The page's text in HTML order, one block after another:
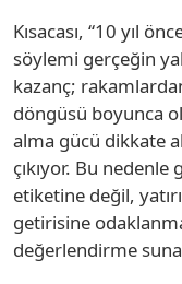
Kısacası, “10 yıl
söylemi gerçeğin
kazanç;
döngüsü boyunca
alma gücü dikkate
çıkıyor. Bu
etiketine değil,
getirisine
değerlendirme